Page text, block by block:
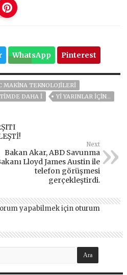
WhatsApp Pinterest
MAKINA TEKNOLOJILERİ
DAHA İ Yİ YARINLAR İÇİN…
Next
Bakan Akar, ABD Savunma
Lloyd James Austin ile
telefon görüşmesi
gerçekleştirdi.
yapabilmek için oturum